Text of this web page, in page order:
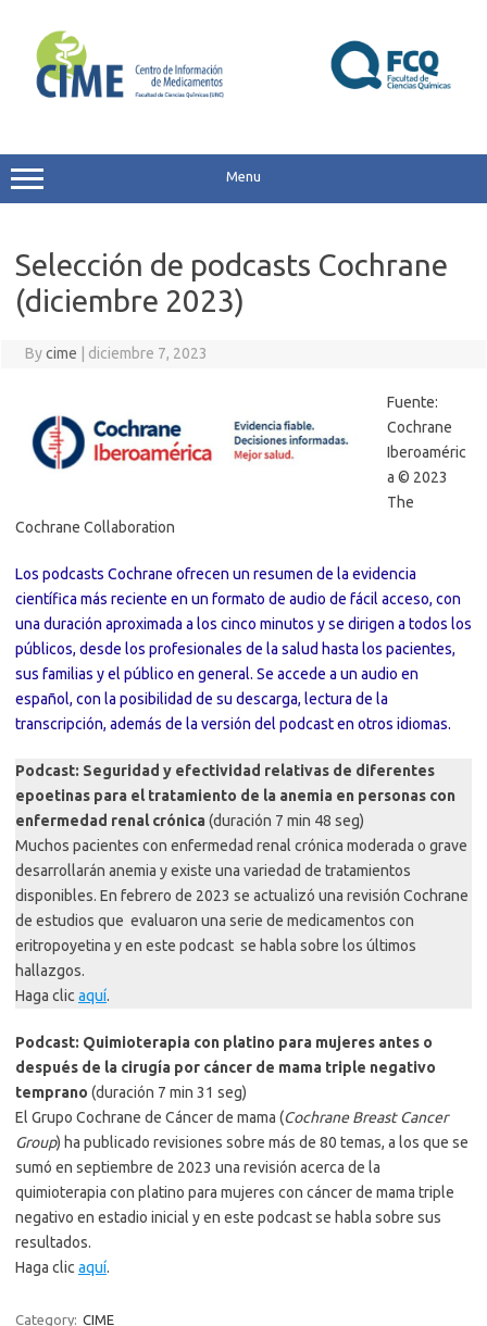
content
Menu
Selección de podcasts Cochrane
(diciembre 2023)
Bycime diciembre 7, 2023
Fuente:
Cochrane
Iberoaméric
a © 2023
The
Cochrane Collaboration
Los podcasts Cochrane ofrecen un resumen de la evidencia
científica más reciente en un formato de audio de fácil acceso, con
una duración aproximada a los cinco minutos y se dirigen a todos los
públicos, desde los profesionales de la salud hasta los pacientes,
sus familias y el público en general. Se accede a un audio en
español, con la posibilidad de su descarga, lectura de la
transcripción, además de la versión del podcast en otros idiomas.
Podcast: Seguridad y efectividad relativas de diferentes
epoetinas para el tratamiento de la anemia en personas con
enfermedad renal crónica (duración 7 min 48 seg)
Muchos pacientes con enfermedad renal crónica moderada o grave
desarrollarán anemia y existe una variedad de tratamientos
disponibles. En febrero de 2023 se actualizó una revisión Cochrane
de estudios que evaluaron una serie de medicamentos con
eritropoyetina y en este podcast se habla sobre los últimos
hallazgos.
Haga clic aquí.
Podcast: Quimioterapia con platino para mujeres antes o
después de la cirugía por cáncer de mama triple negativo
temprano (duración 7 min 31 seg)
El Grupo Cochrane de Cáncer de mama (Cochrane Breast Cancer
Group) ha publicado revisiones sobre más de 80 temas, a los que se
sumó en septiembre de 2023 una revisión acerca de la
quimioterapia con platino para mujeres con cáncer de mama triple
negativo en estadio inicial y en este podcast se habla sobre sus
resultados.
Haga clicaquí.
Category: CIME